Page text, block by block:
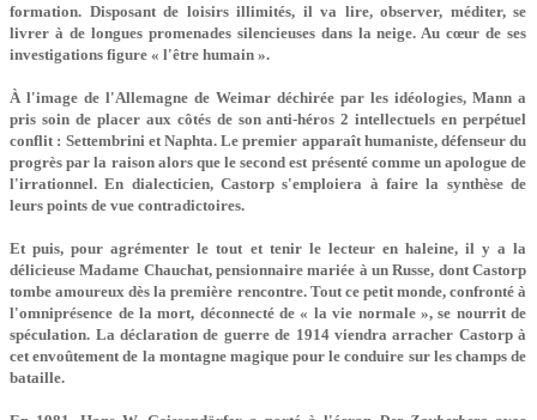
formation. Disposant de loisirs illimités, il va lire, observer, méditer, se
livrer à de longues promenades silencieuses dans la neige. Au cœur de ses
investigations figure « l'être humain ».
À l'image de l'Allemagne de Weimar déchirée par les idéologies, Mann a
pris soin de placer aux côtés de son anti-héros 2 intellectuels en perpétuel
conflit : Settembrini et Naphta. Le premier apparaît humaniste, défenseur du
progrès par la raison alors que le second est présenté comme un apologue de
l'irrationnel. En dialecticien, Castorp s'emploiera à faire la synthèse de
leurs points de vue contradictoires.
Et puis, pour agrémenter le tout et tenir le lecteur en haleine, il y a la
délicieuse Madame Chauchat, pensionnaire mariée à un Russe, dont Castorp
tombe amoureux dès la première rencontre. Tout ce petit monde, confronté à
l'omniprésence de la mort, déconnecté de « la vie normale », se nourrit de
spéculation. La déclaration de guerre de 1914 viendra arracher Castorp à
cet envoûtement de la montagne magique pour le conduire sur les champs de
bataille.